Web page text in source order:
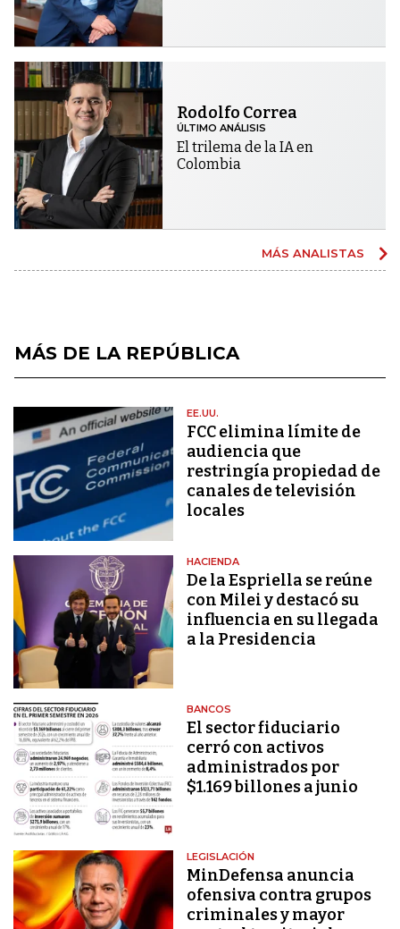
Rodolfo Correa
ÚLTIMO ANÁLISIS
El trilema de la IA en
Colombia
MÁS ANALISTAS
MÁS DE LA REPÚBLICA
EE.UU.
FCC elimina límite de
audiencia que
restringía propiedad de
canales de televisión
locales
HACIENDA
De la Espriella se reúne
con Milei y destacó su
influencia en su llegada
a la Presidencia
BANCOS
El sector fiduciario
cerró con activos
administrados por
$1.169 billones a junio
LEGISLACIÓN
MinDefensa anuncia
ofensiva contra grupos
criminales y mayor